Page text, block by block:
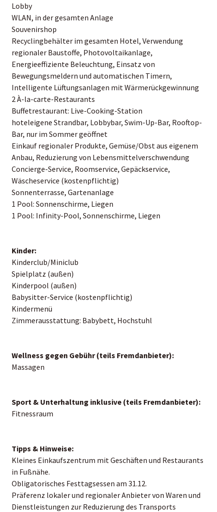
Lobby
WLAN, in der gesamten Anlage
Souvenirshop
Recyclingbehälter im gesamten Hotel, Verwendung
regionaler Baustoffe, Photovoltaikanlage,
Energieeffiziente Beleuchtung, Einsatz von
Bewegungsmeldern und automatischen Timern,
Intelligente Lüftungsanlagen mit Wärmerückgewinnung
2 À-la-carte-Restaurants
Buffetrestaurant: Live-Cooking-Station
hoteleigene Strandbar, Lobbybar, Swim-Up-Bar, Rooftop-
Bar, nur im Sommer geöffnet
Einkauf regionaler Produkte, Gemüse/Obst aus eigenem
Anbau, Reduzierung von Lebensmittelverschwendung
Concierge-Service, Roomservice, Gepäckservice,
Wäscheservice (kostenpflichtig)
Sonnenterrasse, Gartenanlage
1 Pool: Sonnenschirme, Liegen
1 Pool: Infinity-Pool, Sonnenschirme, Liegen
Kinder:
Kinderclub/Miniclub
Spielplatz (außen)
Kinderpool (außen)
Babysitter-Service (kostenpflichtig)
Kindermenü
Zimmerausstattung: Babybett, Hochstuhl
Wellness gegen Gebühr (teils Fremdanbieter):
Massagen
Sport & Unterhaltung inklusive (teils Fremdanbieter):
Fitnessraum
Tipps & Hinweise:
Kleines Einkaufszentrum mit Geschäften und Restaurants
in Fußnähe.
Obligatorisches Festtagsessen am 31.12.
Präferenz lokaler und regionaler Anbieter von Waren und
Dienstleistungen zur Reduzierung des Transports